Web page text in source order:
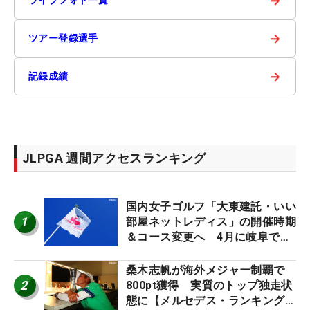
ツアー登録選手 →
記録成績 →
JLPGA 週間アクセスランキング
1
国内女子ゴルフ「大東建託・いい
部屋ネットレディス」の開催時期
＆コース変更へ 4月に岐阜で開
2
桑木志帆が海外メジャー制覇で
800pt獲得 実質のトップ独走状
態に【メルセデス・ランキング番